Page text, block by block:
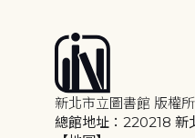
新北市立圖書館 版權
總館地址：220218 新